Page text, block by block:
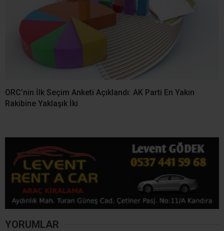
ORC’nin İlk Seçim Anketi Açıklandı: AK Parti En Yakın
Rakibine Yaklaşık İki
YORUMLAR